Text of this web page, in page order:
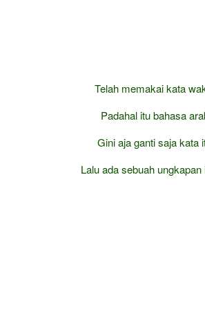
Telah memakai kata
Padahal itu bahasa
Gini aja ganti saja kata
Lalu ada sebuah ungkapan